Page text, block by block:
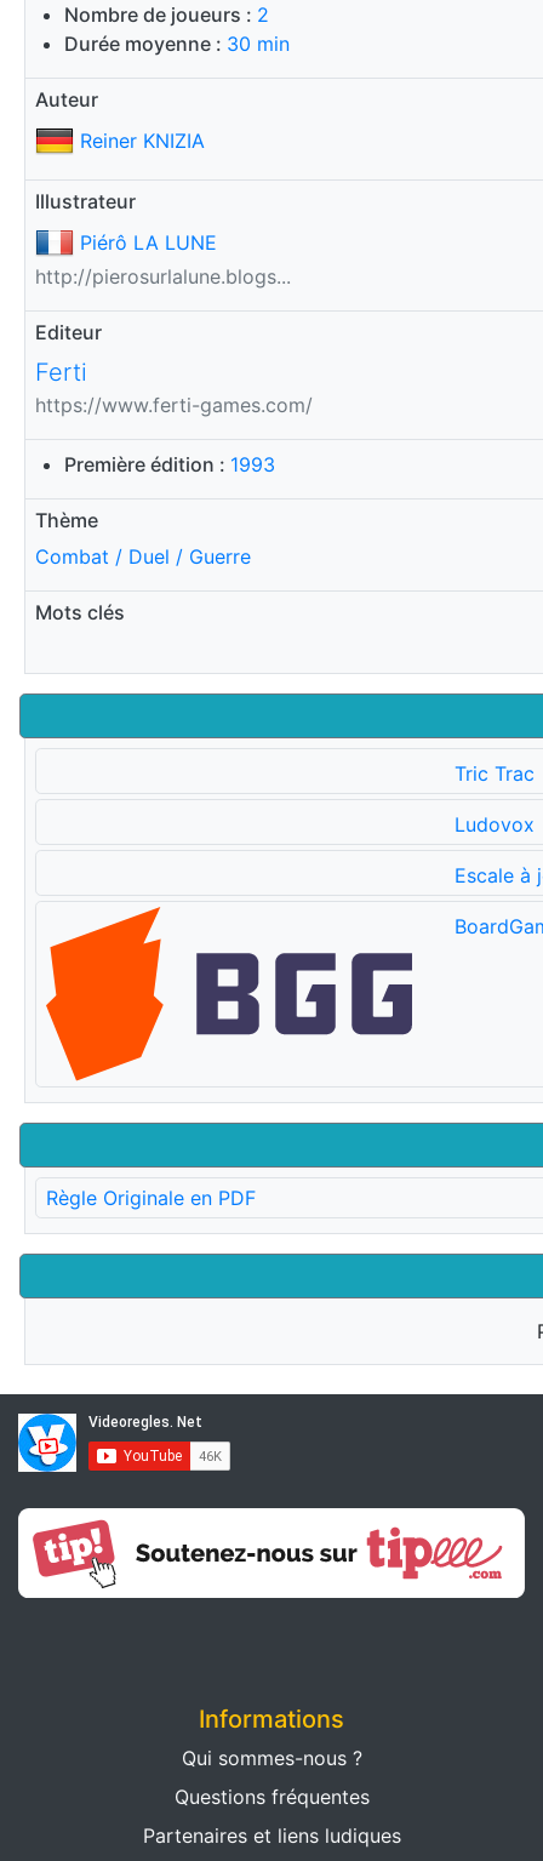
Nombre de joueurs : 2
Durée moyenne : 30 min
Auteur
Reiner KNIZIA
Illustrateur
Piérô LA LUNE
http://pierosurlalune.blogs...
Editeur
Ferti
https://www.ferti-games.com/
Première édition : 1993
Thème
Combat / Duel / Guerre
Mots clés
Tric Trac
Ludovox
Escale à
Règle Originale en PDF
Informations
Qui sommes-nous ?
Questions fréquentes
Partenaires et liens ludiques